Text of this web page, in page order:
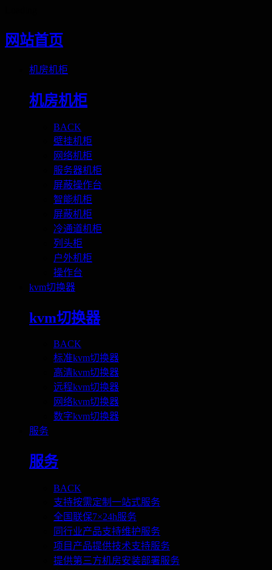
网站首页
机房机柜
机房机柜
BACK
壁挂机柜
网络机柜
服务器机柜
屏蔽操作台
智能机柜
屏蔽机柜
冷通道机柜
列头柜
户外机柜
操作台
kvm切换器
kvm切换器
BACK
标准kvm切换器
高清kvm切换器
远程kvm切换器
网络kvm切换器
数字kvm切换器
服务
服务
BACK
支持按需定制一站式服务
全国联保7×24h服务
同行业产品支持维护服务
项目产品提供技术支持服务
提供第三方机房安装部署服务